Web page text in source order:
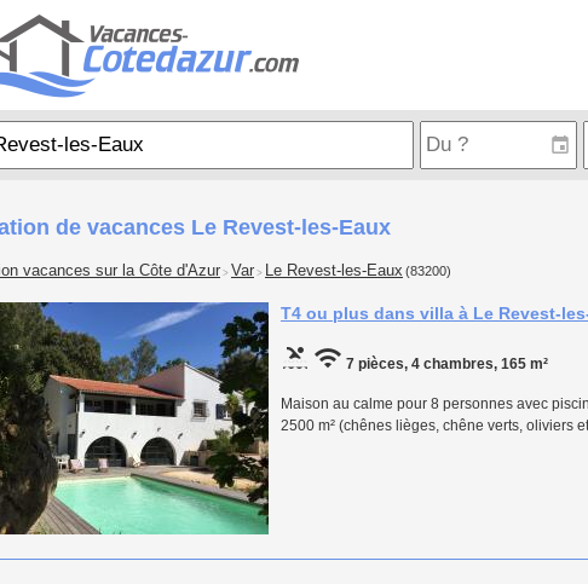
de vacances Le Revest-les-Eaux
vacances sur la Côte d'Azur > Var > Le Revest-les-Eaux (83200)
T4 ou plus dans villa à Le Revest-
7 pièces, 4 chambres, 165 m²
Maison au calme pour 8 personnes avec
2500 m² (chênes lièges, chêne verts,